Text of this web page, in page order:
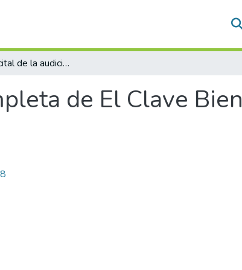
Segundo recital de la audición completa de El Clave Bien Temperado de J. S. Bach
de El Clave Bien